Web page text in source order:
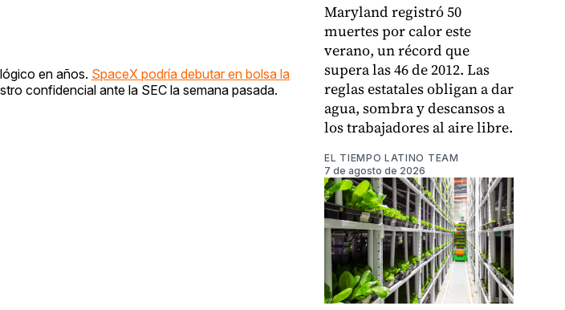
en años. SpaceX podría debutar en bolsa la
confidencial ante la SEC la semana pasada.
Maryland registró 50
muertes por calor este
verano, un récord que
supera las 46 de 2012. Las
reglas estatales obligan a dar
agua, sombra y descansos a
los trabajadores al aire libre.
EL TIEMPO LATINO TEAM
7 de agosto de 2026